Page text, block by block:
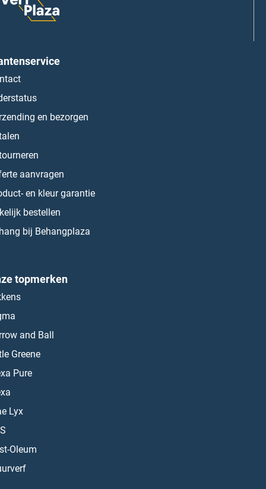
en bezorgen
aanvragen
en kleur garantie
bestellen
bij Behangplaza
topmerken
and Ball
Greene
Pure
Lyx
Oleum